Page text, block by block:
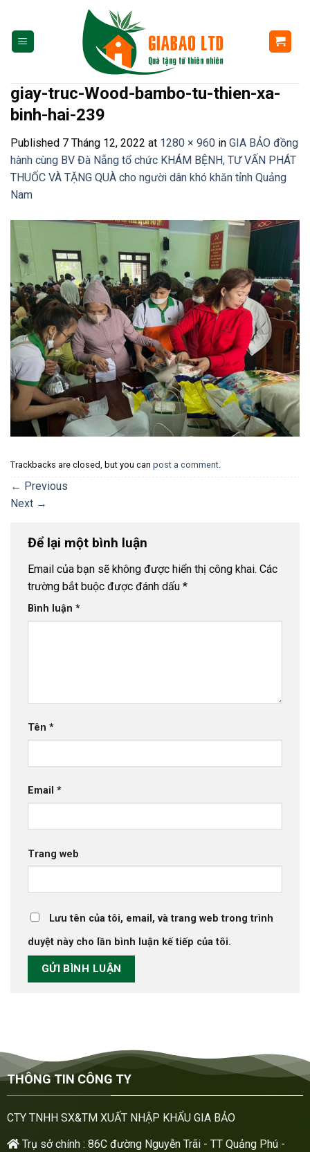
content
giay-truc-Wood-bambo-tu-thien-xa-
binh-hai-239
Published 7 Tháng 12, 2022 at 1280 × 960 in GIA BẢO đồng
hành cùng BV Đà Nẵng tổ chức KHÁM BỆNH, TƯ VẤN PHÁT
THUỐC VÀ TẶNG QUÀ cho người dân khó khăn tỉnh Quảng
Nam
Trackbacks are closed, but you can post a comment
← Previous
Next →
Để lại một bình luận
Email của bạn sẽ không được hiển thị công khai. Các
trường bắt buộc được đánh dấu *
Bình luận *
Tên *
Email *
Trang web
Lưu tên của tôi, email, và trang web trong trình
duyệt này cho lần bình luận kế tiếp của tôi.
THÔNG TIN CÔNG TY
CTY TNHH SX&TM XUẤT NHẬP KHẨU GIA BẢO
Trụ sở chính : 86C đường Nguyễn Trãi - TT Quảng Phú -